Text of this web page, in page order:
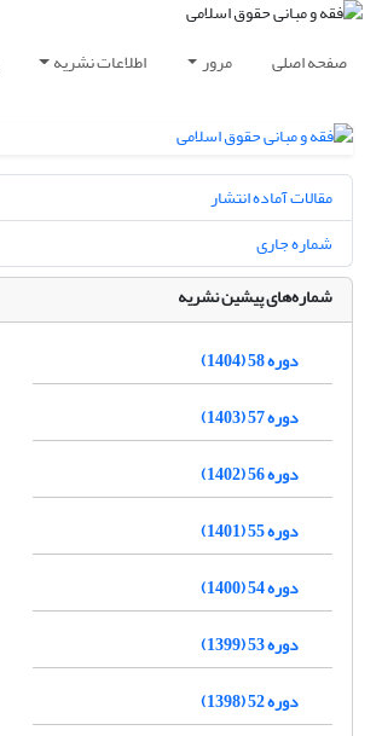
صفحه اصلی مرور اطلاعات نشریه
مقالات آماده انتشار
شماره جاری
شماره‌های پیشین نشریه
دوره 58 (1404)
دوره 57 (1403)
دوره 56 (1402)
دوره 55 (1401)
دوره 54 (1400)
دوره 53 (1399)
دوره 52 (1398)